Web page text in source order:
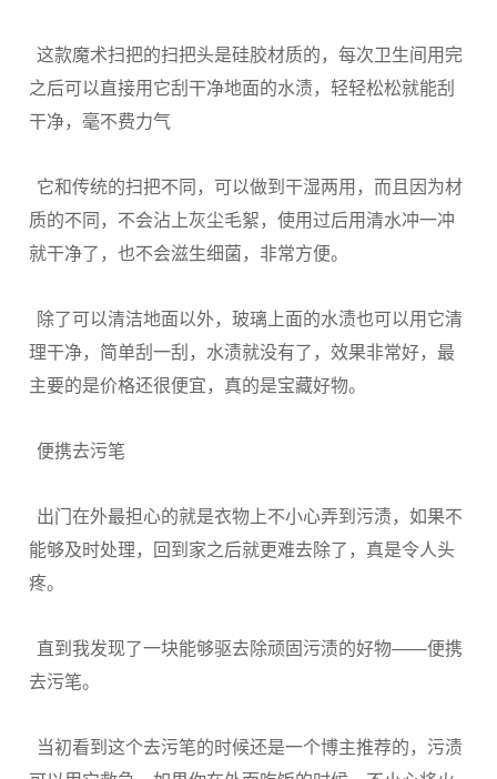
这款魔术扫把的扫把头是硅胶材质的，每次卫生间用完
之后可以直接用它刮干净地面的水渍，轻轻松松就能刮
干净，毫不费力气
它和传统的扫把不同，可以做到干湿两用，而且因为材
质的不同，不会沾上灰尘毛絮，使用过后用清水冲一冲
就干净了，也不会滋生细菌，非常方便。
除了可以清洁地面以外，玻璃上面的水渍也可以用它清
理干净，简单刮一刮，水渍就没有了，效果非常好，最
主要的是价格还很便宜，真的是宝藏好物。
便携去污笔
出门在外最担心的就是衣物上不小心弄到污渍，如果不
能够及时处理，回到家之后就更难去除了，真是令人头
疼。
直到我发现了一块能够驱去除顽固污渍的好物——便携
去污笔。
当初看到这个去污笔的时候还是一个博主推荐的，污渍